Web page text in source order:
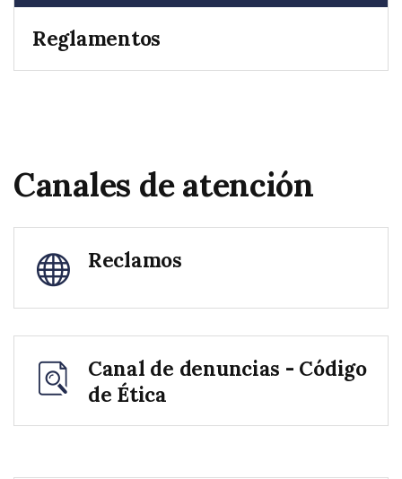
Reglamentos
Canales de atención
Reclamos
Canal de denuncias - Código
de Ética